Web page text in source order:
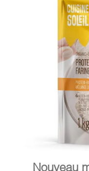
AJOUTER
Nouveau